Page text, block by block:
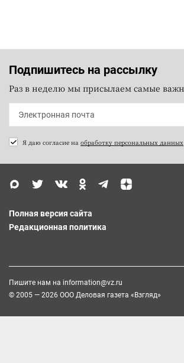
Подпишитесь на рассылку
Раз в неделю мы присылаем самые
Я даю согласие на обработку персональных данных
Полная версия сайта
Редакционная политика
Пишите нам на information@vz.ru
© 2005 — 2026 ООО Деловая газета «Взгляд»